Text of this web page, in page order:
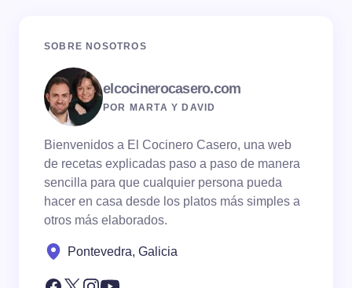
SOBRE NOSOTROS
elcocinerocasero.com
POR MARTA Y DAVID
Bienvenidos a El Cocinero Casero, una web
de recetas explicadas paso a paso de manera
sencilla para que cualquier persona pueda
hacer en casa desde los platos más simples a
otros más elaborados.
Pontevedra, Galicia